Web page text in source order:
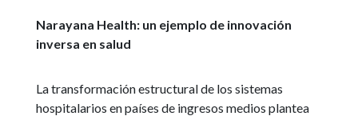
Narayana Health: un ejemplo de innovación
inversa en salud
La transformación estructural de los sistemas
hospitalarios en países de ingresos medios plantea